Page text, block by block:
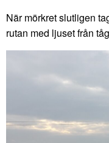
När mörkret slutligen
rutan med ljuset från